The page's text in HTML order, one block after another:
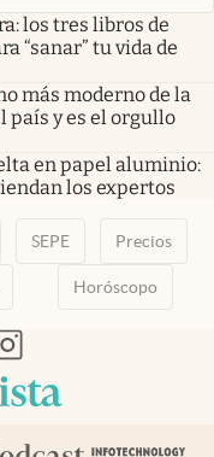
los tres libros de
“sanar” tu vida de
más moderno de la
país y es el orgullo
en papel aluminio:
los expertos
SEPE Precios
Horóscopo
pestañapestaña
nueva pestaña
en nueva pestaña
abre en nueva pestaña